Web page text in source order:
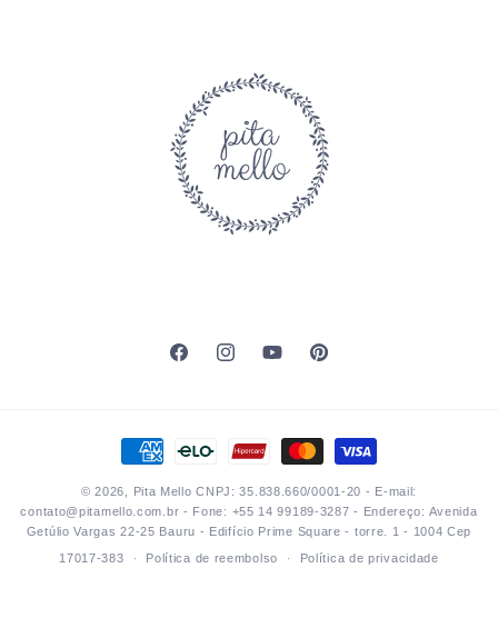
FacebookInstagramYouTubePinterest
Formas
de
pagamento
© 2026, Pita Mello CNPJ: 35.838.660/0001-20 - E-mail:
contato@pitamello.com.br - Fone: +55 14 99189-3287 - Endereço: Avenida
Getúlio Vargas 22-25 Bauru - Edifício Prime Square - torre. 1 - 1004 Cep
17017-383
Política de reembolso Política de privacidade